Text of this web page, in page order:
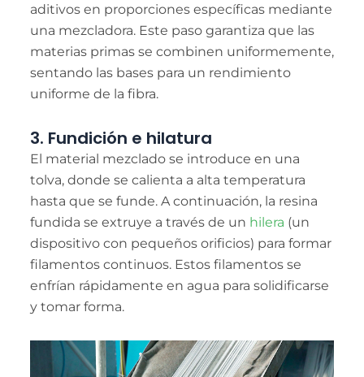
aditivos en proporciones específicas mediante
una mezcladora. Este paso garantiza que las
materias primas se combinen uniformemente,
sentando las bases para un rendimiento
uniforme de la fibra.
3. Fundición e hilatura
El material mezclado se introduce en una
tolva, donde se calienta a alta temperatura
hasta que se funde. A continuación, la resina
fundida se extruye a través de un hilera (un
dispositivo con pequeños orificios) para formar
filamentos continuos. Estos filamentos se
enfrían rápidamente en agua para solidificarse
y tomar forma.